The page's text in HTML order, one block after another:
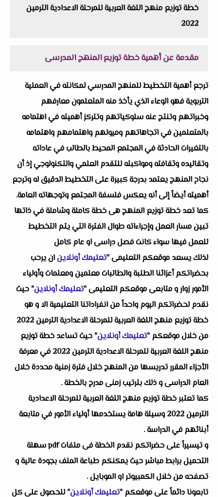
خطة توزيع منهج اللغة العربية للمرحلة الاعدادية الترمين
2022
مقدمة عن أهمية خطة توزيع المنهج المدرسى
ترجع أهمية التخطيط للمنهج المدرسي لمكانته في العملية
التربوية فهو الوعاء الذي يأخذ منه المتعلمون معارفهم
وخبراتهم وتنتج عنه سلوكياتهم وتتركز أهميته في اهتمامه
بالمتعلمين في اتجاهاتهم وميولهم واهتمامهم واهتمامه
بالتغيرات الحادثة في المجتمع المحيط بالطالب في عاداته
وتقاليده وثقافته ومواكبته للتقدم العلمي والتكنولوجي إذ أن
نجاح المنهج يعتمد بدرجة كبيرة على التخطيط الدقيق له وترجع
أهميته أيضاً إلى أنه يعكس فلسفة المجتمع وتوجهاته العامة.
كما تعد خطة توزيع المنهج هى خطة كاملة وشاملة في ذاتها
تبين مسار العمل وإجراءاته طوال الفترة التي يتم التخطيط
للعمل فيها سواء كانت فصل دراسى او عام كامل
لذلك يسعد موقعكم التعليمى "تعليمك أونلاينان يرحب
بحضراتكم أعزائنا الطلبة والطالبات معلمين ومعلمات وأولياء
الأمور زوار و متابعى موقعكم التعليمى "تعليمك أونلاين" حيث
نقدم لحضراتكم اليوم واحداً من انفراداتنا التعليمية الا و هو
خطة توزيع منهج اللغة العربية للمرحلة الاعدادية الترمين 2022
من خلال موقعكم "تعليمك أونلاين" حيث تساعد خطة توزيع
منهج اللغة العربية للمرحلة الاعدادية الترمين 2022 في معرفة
الأجزاء المقرر تدريسها من المنهج خلال فترة زمنية محددة خلال
العام الدراسى و ذلك بترتيب زمنى مدرج بالخطة .
كما تعتبر خطة توزيع منهج اللغة العربية للمرحلة الاعدادية
الترمين 2022 وسيلة هامة يستخدمها أولياء الأمور في متابعة
أبنائهم في الدراسة .
و تيسيراً على حضراتكم نقدم الخطة فى ملفات pdf سهلة
التحميل برابط مباشر حيث يمكنكم طباعة الملف بجودة عالية و
تصفحه من خلال الكمبيوتر او الموبايل .
تابعونا دائماً على موقعكم "تعليمك أونلاين" للحصول على كل